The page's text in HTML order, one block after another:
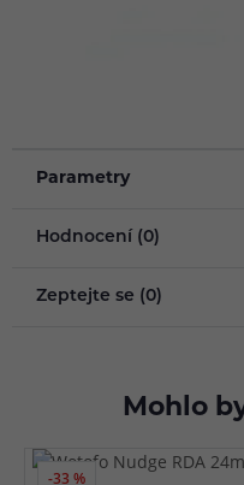
Parametry
Hodnocení (0)
Zeptejte se (0)
Mohlo
-33 %